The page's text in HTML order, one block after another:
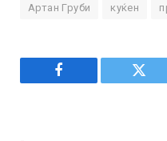
Артан Груби куќен
Facebook